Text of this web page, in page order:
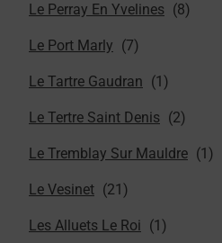
Le Perray En Yvelines
Le Port Marly
Le Tartre Gaudran
Le Tertre Saint Denis
Le Tremblay Sur Mauldre
Le Vesinet
Les Alluets Le Roi